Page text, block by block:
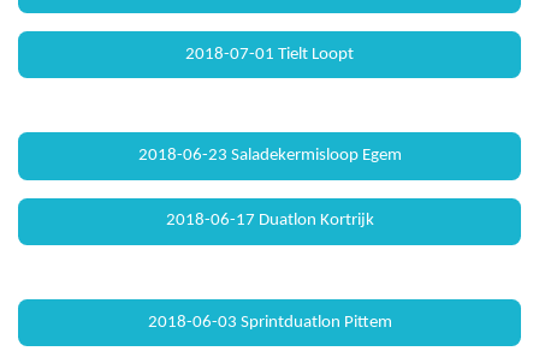
2018-07-01 Tielt Loopt
2018-06-23 Saladekermisloop Egem
2018-06-17 Duatlon Kortrijk
2018-06-03 Sprintduatlon Pittem